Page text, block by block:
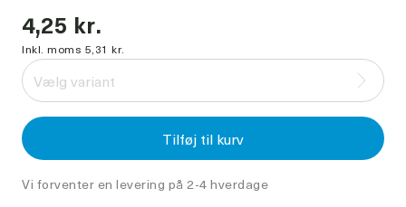
4,25 kr.
Inkl. moms 5,31 kr.
Vælg variant
Tilføj til kurv
Vi forventer en levering på 2-4 hverdage